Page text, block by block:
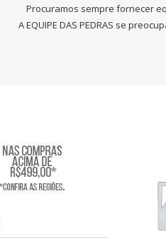
Procuramos sempre fornecer
A EQUIPE DAS PEDRAS se